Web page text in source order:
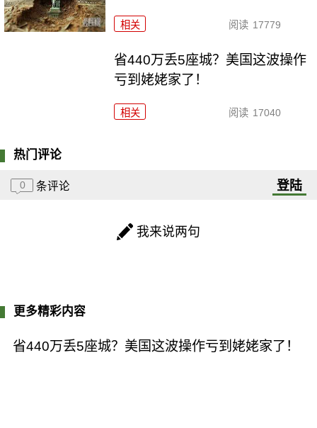
相关 阅读 17779
省440万丢5座城？美国这波操作
亏到姥姥家了！
相关 阅读 17040
热门评论
0 条评论 登陆
我来说两句
更多精彩内容
省440万丢5座城？美国这波操作亏到姥姥家了！